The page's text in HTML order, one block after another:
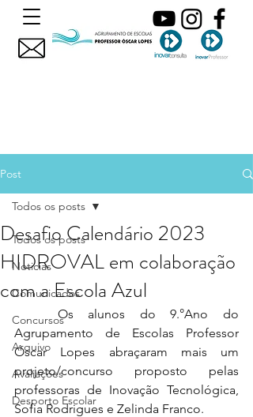
Post
Todos os posts
Noticias
Comunicados
Concursos
Arquivo
Avaliações
Desporto Escolar
Todos os posts
Desafio Calendário 2023
HIDROVAL em colaboração
com a Escola Azul
	Os alunos do 9.°Ano do
Agrupamento de Escolas Professor
Óscar Lopes abraçaram mais um
projeto/concurso proposto pelas
professoras de Inovação Tecnológica,
Sofia Rodrigues e Zelinda Franco.